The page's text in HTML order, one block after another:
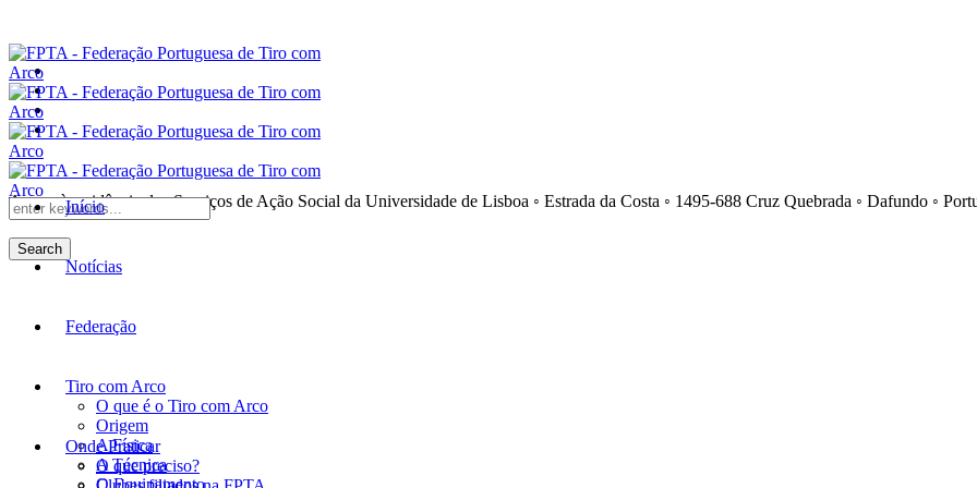
Anexo à residência dos Serviços de Ação Social da Universidade de Lisboa ◦ Estrada da Costa ◦ 1495-688 Cruz Quebrada ◦ Dafundo ◦
Search
Início
Notícias
Federação
Tiro com Arco
O que é o Tiro com Arco
Origem
A Física
A Técnica
O Equipamento
Onde Praticar
O que preciso?